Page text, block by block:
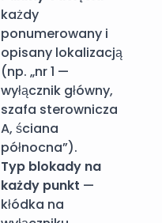
każdy
ponumerowany i
opisany lokalizacją
(np. „nr 1 —
wyłącznik główny,
szafa sterownicza
A, ściana
północna”).
Typ blokady na
każdy punkt —
kłódka na